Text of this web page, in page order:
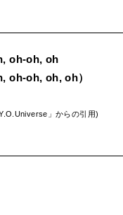
oh-oh, oh
oh-oh, oh, oh）
」からの引用)